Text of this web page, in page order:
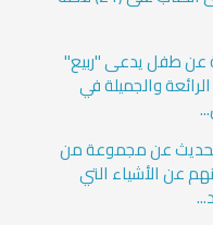
عن طفل يدعى "ربيع"
والجميلة في
عن مجموعة من
عن الأشياء التي